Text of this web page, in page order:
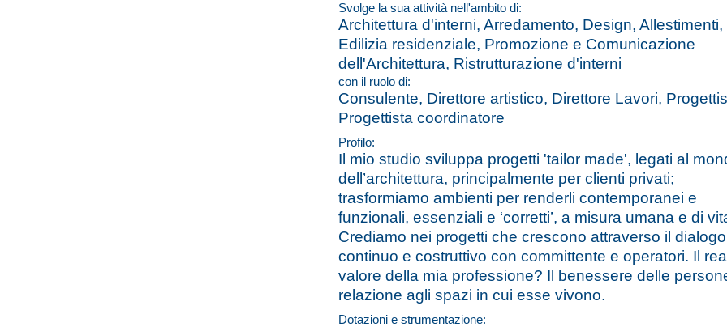
Svolge la sua attività nell'ambito di:
Architettura d'interni, Arredamento, Design, Allestimenti,
Edilizia residenziale, Promozione e Comunicazione
dell'Architettura, Ristrutturazione d'interni
con il ruolo di:
Consulente, Direttore artistico, Direttore Lavori,
Progettista coordinatore
Profilo:
Il mio studio sviluppa progetti 'tailor made', legati al
dell’architettura, principalmente per clienti privati;
trasformiamo ambienti per renderli contemporanei e
funzionali, essenziali e ‘corretti’, a misura umana e di
Crediamo nei progetti che crescono attraverso il dialogo
continuo e costruttivo con committente e operatori. Il
valore della mia professione? Il benessere delle
relazione agli spazi in cui esse vivono.
Dotazioni e strumentazione: